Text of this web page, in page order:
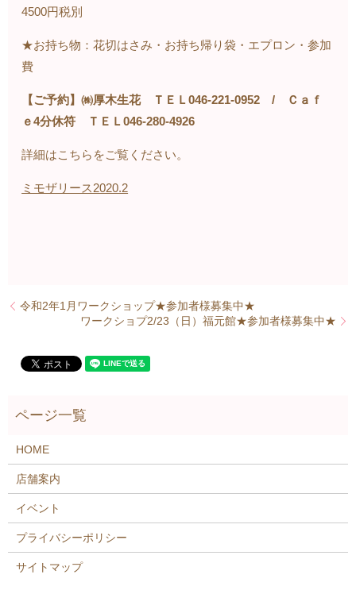
4500円税別
★お持ち物：花切はさみ・お持ち帰り袋・エプロン・参加
費
【ご予約】㈱厚木生花 ＴＥＬ046-221-0952 / Ｃａｆ
ｅ4分休符 ＴＥＬ046-280-4926
詳細はこちらをご覧ください。
ミモザリース2020.2
令和2年1月ワークショップ★参加者様募集中★
ワークショプ2/23（日）福元館★参加者様募集中★
HOME
店舗案内
イベント
プライバシーポリシー
サイトマップ